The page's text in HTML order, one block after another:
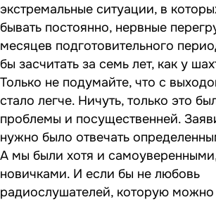
экстремальные ситуации, в
бывать постоянно, нервные
месяцев подготовительного
бы засчитать за семь лет, как у
Только не подумайте, что с
стало легче. Ничуть, только это
проблемы и посущественней.
нужно было отвечать
А мы были хотя и
новичками. И если бы не любовь
радиослушателей, которую можно